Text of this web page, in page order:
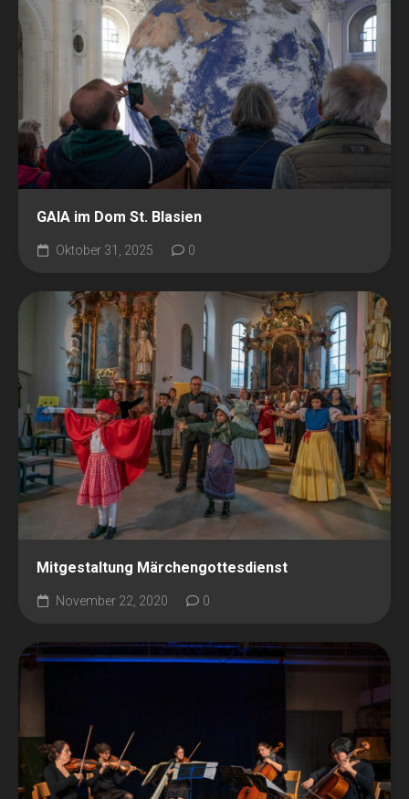
GAIA im Dom St. Blasien
Oktober 31, 2025 0
Mitgestaltung Märchengottesdienst
November 22, 2020 0